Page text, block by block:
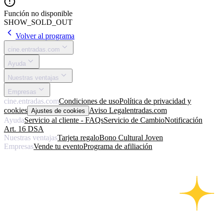
Función no disponible
SHOW_SOLD_OUT
Volver al programa
cine.entradas.com
Ayuda
Nuestras ventajas
Empresas
cine.entradas.comCondiciones de usoPolítica de privacidad y
cookies Ajustes de cookies Aviso Legalentradas.com
AyudaServicio al cliente - FAQsServicio de CambioNotificación
Art. 16 DSA
Nuestras ventajasTarjeta regaloBono Cultural Joven
EmpresasVende tu eventoPrograma de afiliación